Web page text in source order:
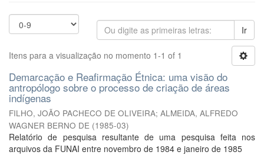
Ir
Itens para a visualização no momento 1-1 of 1
Demarcação e Reafirmação Étnica: uma visão do
antropólogo sobre o processo de criação de áreas
indígenas
FILHO, JOÃO PACHECO DE OLIVEIRA; ALMEIDA, ALFREDO
WAGNER BERNO DE (1985-03)
Relatório de pesquisa resultante de uma pesquisa feita nos
arquivos da FUNAI entre novembro de 1984 e janeiro de 1985